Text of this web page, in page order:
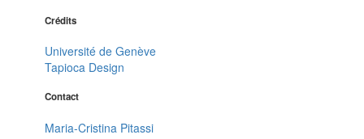
Crédits
Université de Genève
Tapioca Design
Contact
Maria-Cristina Pitassi